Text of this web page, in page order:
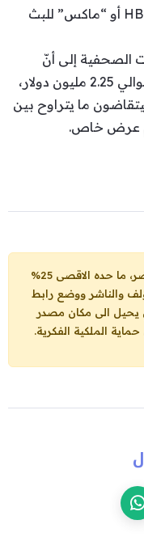
حلقة خاصة بمناسبة تدشين خدمة HBO أو “ماكس” للبث
الصحفية إلى أنّ
أبطال المسلسل سيتقاضون حسب حوالي 2.25 مليون دولار،
ما يتراوح بين
عرض خاص.
يمكنكم نشر مقتطفات من المقال الحاضر، ما حده الاقصى 25%
والناشر ووضع رابط
يحيل الى مكان مصدر
الملكية الفكرية.